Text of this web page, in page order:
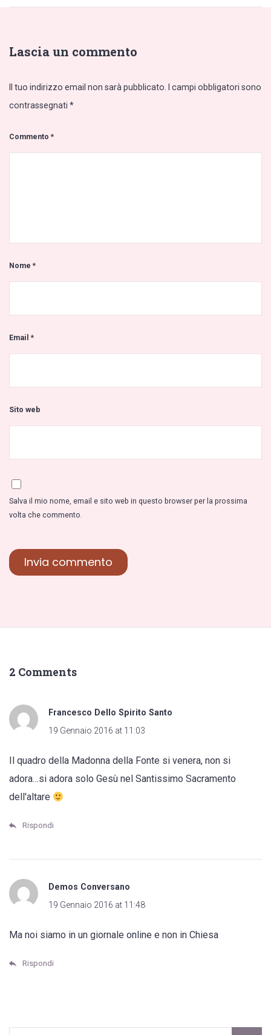
Lascia un commento
Il tuo indirizzo email non sarà pubblicato.
I campi obbligatori sono
contrassegnati *
Commento*
Nome*
Email*
Sito web
Salva il mio nome, email e sito web in questo browser per la prossima
volta che commento.
2 Comments
Francesco Dello Spirito Santo
19 Gennaio 2016 at 11:03
Il quadro della Madonna della Fonte si venera, non si
adora…si adora solo Gesù nel Santissimo Sacramento
dell'altare
Rispondi
Demos Conversano
19 Gennaio 2016 at 11:48
Ma noi siamo in un giornale online e non in Chiesa
Rispondi